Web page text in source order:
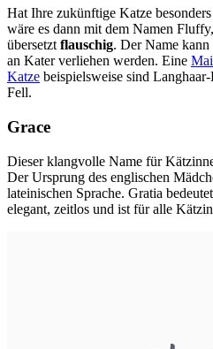
Hat Ihre zukünftige Katze
wäre es dann mit dem Namen
übersetzt flauschig. Der Name
an Kater verliehen werden. Eine
Katze beispielsweise sind
Fell.
Grace
Dieser klangvolle Name für
Der Ursprung des englischen
lateinischen Sprache. Gratia
elegant, zeitlos und ist für alle